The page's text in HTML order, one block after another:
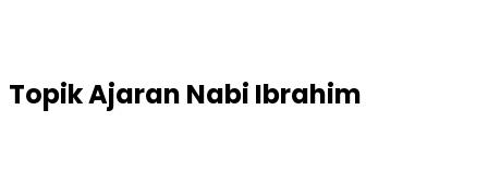
TopikAjaran Nabi Ibrahim